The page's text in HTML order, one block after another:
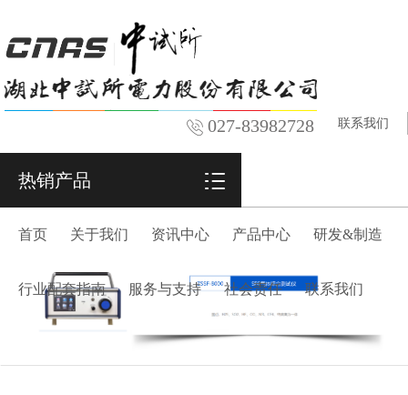
027-83982728 联系我们
热销产品
首页 关于我们 资讯中心 产品中心 研发&制造
行业配套指南 服务与支持 社会责任 联系我们